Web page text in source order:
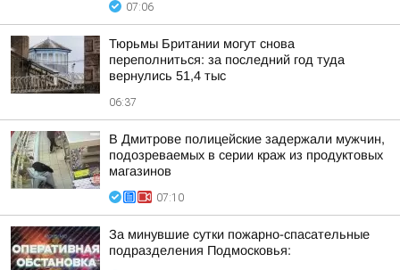
07:06
Тюрьмы Британии могут снова
переполниться: за последний год туда
вернулись 51,4 тыс
06:37
В Дмитрове полицейские задержали мужчин,
подозреваемых в серии краж из продуктовых
магазинов
07:10
За минувшие сутки пожарно-спасательные
подразделения Подмосковья: